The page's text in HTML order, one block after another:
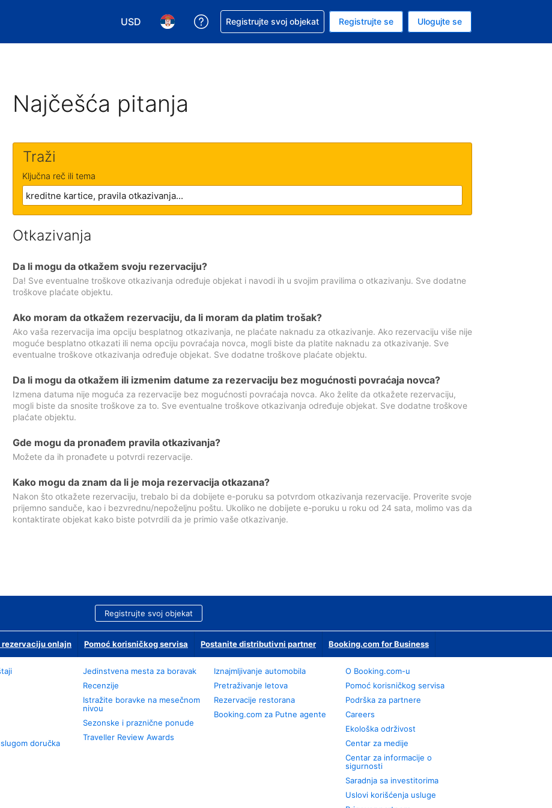
USD
Izaberite valutu. Vaša trenutna valuta je američki dolar
Izaberite jezik. Vaš trenutni jezik je Srpskom
Zatražite pomoć u vezi sa rezervacijom
Registrujte svoj objekat Registrujte se Ulogujte se
Najčešća pitanja
Traži
Ključna reč ili tema
Otkazivanja
Da li mogu da otkažem svoju rezervaciju?
Da! Sve eventualne troškove otkazivanja određuje objekat i navodi ih u svojim pravilima o otkazivanju. Sve dodatne
troškove plaćate objektu.
Ako moram da otkažem rezervaciju, da li moram da platim trošak?
Ako vaša rezervacija ima opciju besplatnog otkazivanja, ne plaćate naknadu za otkazivanje. Ako rezervaciju više nije
moguće besplatno otkazati ili nema opciju povraćaja novca, mogli biste da platite naknadu za otkazivanje. Sve
eventualne troškove otkazivanja određuje objekat. Sve dodatne troškove plaćate objektu.
Da li mogu da otkažem ili izmenim datume za rezervaciju bez mogućnosti povraćaja novca?
Izmena datuma nije moguća za rezervacije bez mogućnosti povraćaja novca. Ako želite da otkažete rezervaciju,
mogli biste da snosite troškove za to. Sve eventualne troškove otkazivanja određuje objekat. Sve dodatne troškove
plaćate objektu.
Gde mogu da pronađem pravila otkazivanja?
Možete da ih pronađete u potvrdi rezervacije.
Kako mogu da znam da li je moja rezervacija otkazana?
Nakon što otkažete rezervaciju, trebalo bi da dobijete e-poruku sa potvrdom otkazivanja rezervacije. Proverite svoje
prijemno sanduče, kao i bezvrednu/nepoželjnu poštu. Ukoliko ne dobijete e-poruku u roku od 24 sata, molimo vas da
kontaktirate objekat kako biste potvrdili da je primio vaše otkazivanje.
Registrujte svoj objekat
onlajn Pomoć korisničkog servisa Postanite distributivni partner Booking.com for Business
doručka
Jedinstvena mesta za boravak
Recenzije
Istražite boravke na mesečnom
nivou
Sezonske i praznične ponude
Traveller Review Awards
Iznajmljivanje automobila
Pretraživanje letova
Rezervacije restorana
Booking.com za Putne agente
О Booking.com-u
Pomoć korisničkog servisa
Podrška za partnere
Careers
Ekološka održivost
Centar za medije
Centar za informacije o
sigurnosti
Saradnja sa investitorima
Uslovi korišćenja usluge